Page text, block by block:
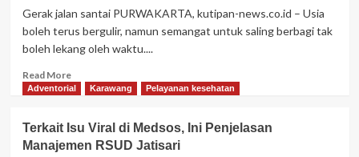
Gerak jalan santai PURWAKARTA, kutipan-news.co.id – Usia
boleh terus bergulir, namun semangat untuk saling berbagi tak
boleh lekang oleh waktu....
Read MoreRead
more
Sosial
Watasimu:
Adventorial Karawang Pelayanan kesehatan
Terkait Isu Viral di Medsos, Ini Penjelasan
Manajemen RSUD Jatisari